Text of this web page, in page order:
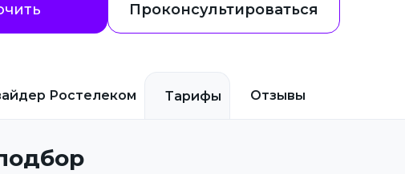
Проконсультироваться
Ростелеком Тарифы Отзывы